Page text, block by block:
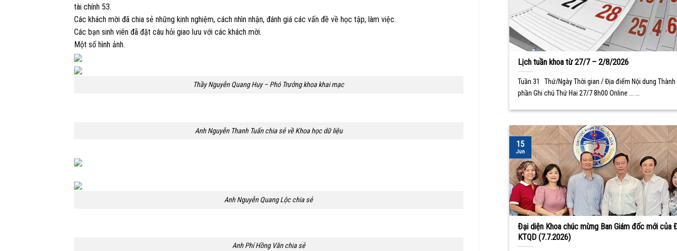
tài chính 53.
Các khách mời đã chia sẻ những kinh nghiệm, cách nhìn nhận, đánh giá các vấn đề về học tập, làm việc.
Các bạn sinh viên đã đặt câu hỏi giao lưu với các khách mời.
Một số hình ảnh.
Thầy Nguyễn Quang Huy – Phó Trưởng khoa khai mạc
Anh Nguyễn Thanh Tuấn chia sẻ về Khoa học dữ liệu
Anh Nguyễn Quang Lộc chia sẻ
Anh Phí Hồng Văn chia sẻ
Lịch tuần khoa từ 27/7 – 2/8/2026
Tuần 31 Thứ/Ngày Thời gian / Địa điểm Nội dung Thành
phần Ghi chú Thứ Hai 27/7 8h00 Online ... ...
Đại diện Khoa chúc mừng Ban Giám đốc mới của
KTQD (7.7.2026)
15
Jun